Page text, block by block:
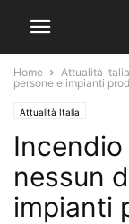
Home Attualità Italia
persone e impianti
Attualità Italia
nessun
impianti